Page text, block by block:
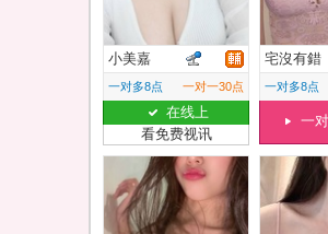
小美嘉
一对多8点 一对一30点
在线上
看免费视讯
宅沒有錯
一对多8点
一